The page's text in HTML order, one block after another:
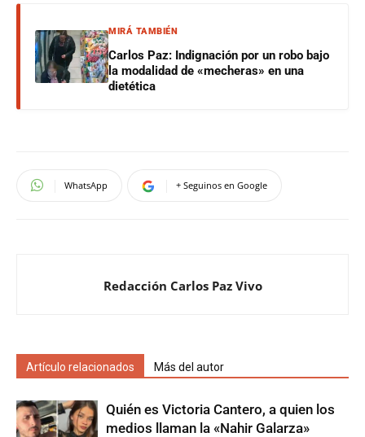
MIRÁ TAMBIÉN
Carlos Paz: Indignación por un robo bajo
la modalidad de «mecheras» en una
dietética
WhatsApp + Seguinos en Google
Redacción Carlos Paz Vivo
Artículo relacionados Más del autor
Quién es Victoria Cantero, a quien los
medios llaman la «Nahir Galarza»